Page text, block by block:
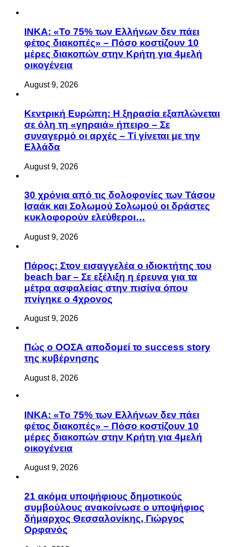
ΙΝΚΑ: «Το 75% των Ελλήνων δεν πάει
φέτος διακοπές» – Πόσο κοστίζουν 10
μέρες διακοπών στην Κρήτη για 4μελή
οικογένεια
August 9, 2026
Κεντρική Ευρώπη: Η ξηρασία εξαπλώνεται
σε όλη τη «γηραιά» ήπειρο – Σε
συναγερμό οι αρχές – Τί γίνεται με την
Ελλάδα
August 9, 2026
30 χρόνια από τις δολοφονίες των Τάσου
Ισαάκ και Σολωμού Σολωμού οι δράστες
κυκλοφορούν ελεύθεροι…
August 9, 2026
Πάρος: Στον εισαγγελέα ο ιδιοκτήτης του
beach bar – Σε εξέλιξη η έρευνα για τα
μέτρα ασφαλείας στην πισίνα όπου
πνίγηκε ο 4χρονος
August 9, 2026
Πώς ο ΟΟΣΑ αποδομεί το success story
της κυβέρνησης
August 8, 2026
ΙΝΚΑ: «Το 75% των Ελλήνων δεν πάει
φέτος διακοπές» – Πόσο κοστίζουν 10
μέρες διακοπών στην Κρήτη για 4μελή
οικογένεια
August 9, 2026
21 ακόμα υποψήφιους δημοτικούς
συμβούλους ανακοίνωσε ο υποψήφιος
δήμαρχος Θεσσαλονίκης, Γιώργος
Ορφανός